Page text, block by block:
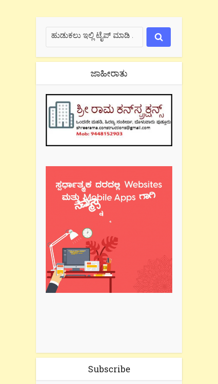
ಜಾಹೀರಾತು
Subscribe